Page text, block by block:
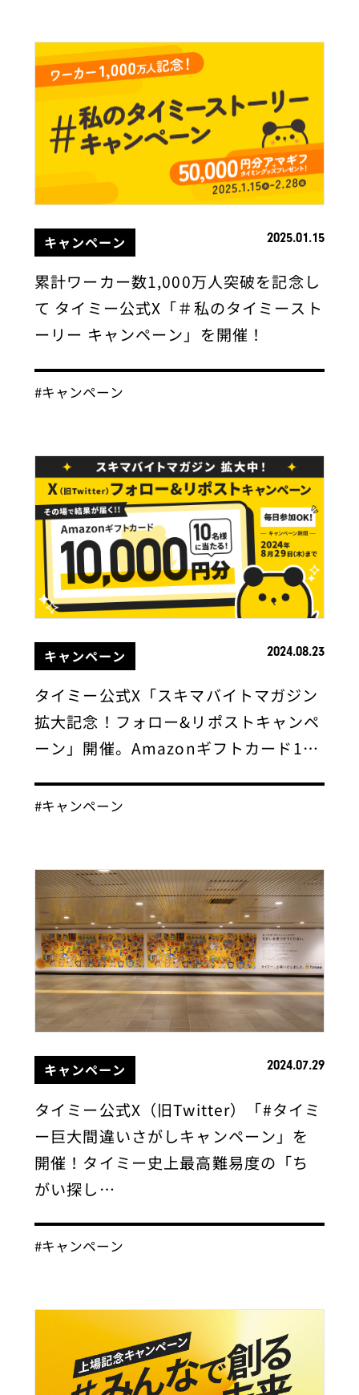
キャンペーン 2025.01.15
累計ワーカー数1,000万人突破を記念し
て タイミー公式X「＃私のタイミースト
ーリー キャンペーン」を開催！
#キャンペーン
キャンペーン 2024.08.23
タイミー公式X「スキマバイトマガジン
拡大記念！フォロー&リポストキャンペ
ーン」開催。Amazonギフトカード1…
#キャンペーン
キャンペーン 2024.07.29
タイミー公式X（旧Twitter）「#タイミ
ー巨大間違いさがしキャンペーン」を
開催！タイミー史上最高難易度の「ち
がい探し…
#キャンペーン